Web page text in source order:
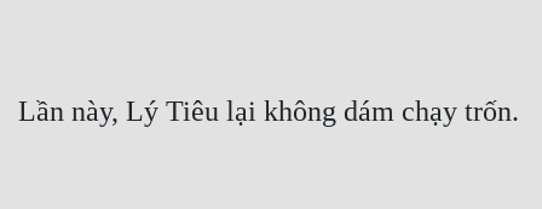
Lần này, Lý Tiêu lại không dám chạy trốn.